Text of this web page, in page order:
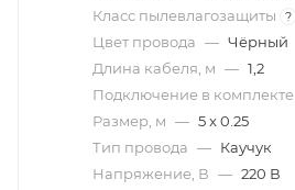
Класс пылевлагозащиты
?
Цвет провода — Чёрный
Длина кабеля, м — 1,2
Подключение в комплекте
Размер, м — 5 x 0.25
Тип провода — Каучук
Напряжение, В — 220 В